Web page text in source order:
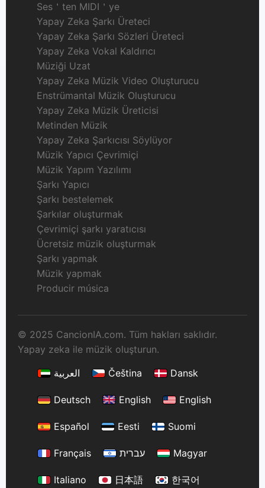
Ses＇ten MIDI＇ye
Yapay Zeka Şarkı Üreteci
Yapay Zeka Şarkı Sözleri Üreteci
Yapay Zeka Vokal Kaldırıcı
Müziği Uzat
Yapay Zeka Müzik Video Oluşturucu
Enstrümantal Müzik Oluşturucu
Yapay Zeka Müzik Üreticisi
Metinden Müzik
Yapay Zeka Şarkıcısı Söylüyor
Müzik Yapıcı Çevrimiçi
Müzik Yapım Yazılımı
Şarkı Yapıcı
Şarkı bestelemek
Şarkılar oluşturmak
Çevrimiçi şarkı yaratıcısı
Ücretsiz müzik oluşturmak
Şarkı yapmak
Müzik yapmak
Producir música
© 2025 CancionIA.com. Tüm hakları saklıdır.
Yapay zeka ile müzik oluşturun.
العربية
Čeština Dansk
Deutsch English English
Español Eesti Suomi
Français עברית Magyar
Italiano 日本語 한국어